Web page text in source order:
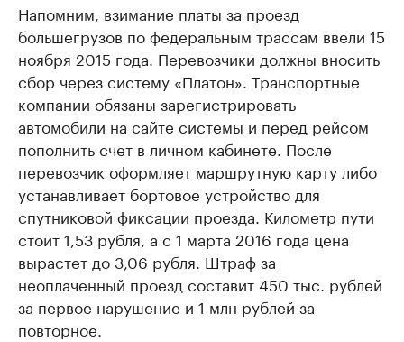
Напомним, взимание платы за проезд
большегрузов по федеральным трассам ввели 15
ноября 2015 года. Перевозчики должны вносить
сбор через систему «Платон». Транспортные
компании обязаны зарегистрировать
автомобили на сайте системы и перед рейсом
пополнить счет в личном кабинете. После
перевозчик оформляет маршрутную карту либо
устанавливает бортовое устройство для
спутниковой фиксации проезда. Километр пути
стоит 1,53 рубля, а с 1 марта 2016 года цена
вырастет до 3,06 рубля. Штраф за
неоплаченный проезд составит 450 тыс. рублей
за первое нарушение и 1 млн рублей за
повторное.